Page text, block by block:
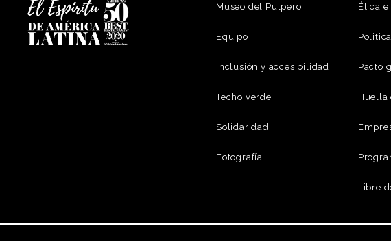
Museo del Pulpero
Equipo
Inclusión y accesibilidad
Techo verde
Solidaridad
Fotografía
Ética
Pacto
Huella
Libre